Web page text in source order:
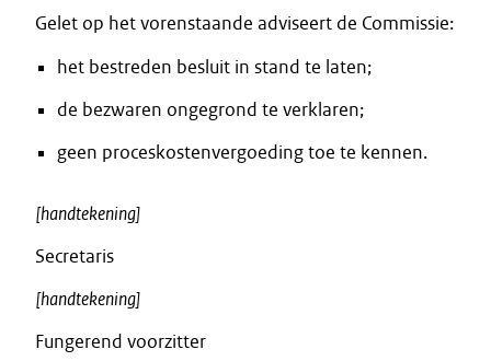
Gelet op het vorenstaande adviseert de Commissie:
het bestreden besluit in stand te laten;
de bezwaren ongegrond te verklaren;
geen proceskostenvergoeding toe te kennen.
[handtekening]
Secretaris
[handtekening]
Fungerend voorzitter